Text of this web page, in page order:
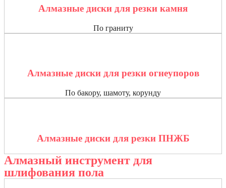
Алмазные диски для резки камня
По граниту
Алмазные диски для резки огнеупоров
По бакору, шамоту, корунду
Алмазные диски для резки ПНЖБ
Алмазный инструмент для
шлифования пола